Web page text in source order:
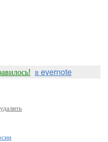
в evernote
удалить